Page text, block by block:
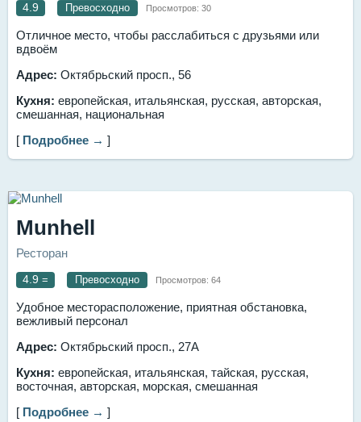
4.9
Превосходно Просмотров: 30
Отличное место, чтобы расслабиться с друзьями или
вдвоём
Адрес: Октябрьский просп., 56
Кухня: европейская, итальянская, русская, авторская,
смешанная, национальная
[ Подробнее → ]
Munhell
Ресторан
4.9 = Превосходно Просмотров: 64
Удобное месторасположение, приятная обстановка,
вежливый персонал
Адрес: Октябрьский просп., 27А
Кухня: европейская, итальянская, тайская, русская,
восточная, авторская, морская, смешанная
[ Подробнее → ]